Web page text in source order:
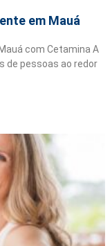
em Mauá
com Cetamina A
de pessoas ao redor